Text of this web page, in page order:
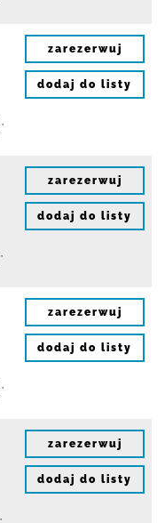
zarezerwuj
dodaj do listy
zarezerwuj
dodaj do listy
zarezerwuj
dodaj do listy
zarezerwuj
dodaj do listy